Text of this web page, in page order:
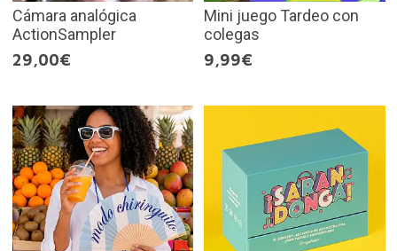
Cámara analógica
ActionSampler
29,00€
Mini juego Tardeo con
colegas
9,99€